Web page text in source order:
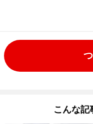
こんな記